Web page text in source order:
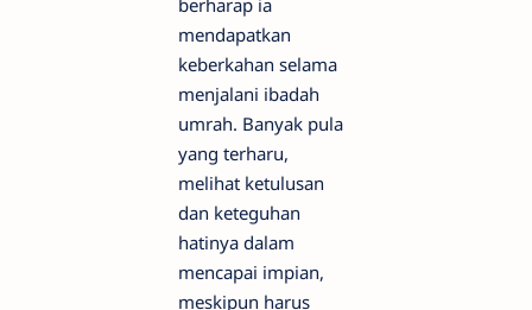
berharap ia
mendapatkan
keberkahan selama
menjalani ibadah
umrah. Banyak pula
yang terharu,
melihat ketulusan
dan keteguhan
hatinya dalam
mencapai impian,
meskipun harus